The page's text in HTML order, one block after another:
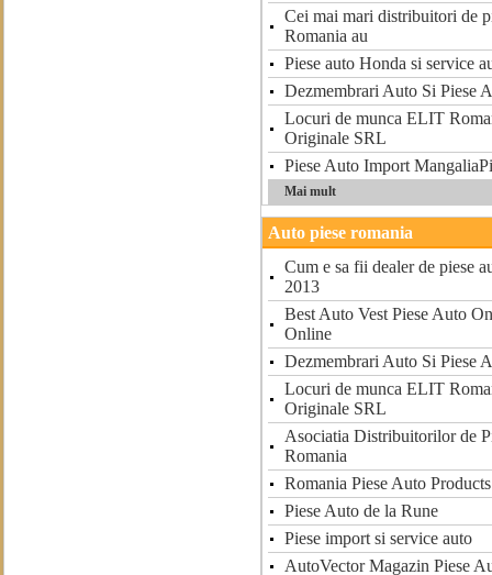
Cei mai mari distribuitori de
Romania au
Piese auto Honda si service
Dezmembrari Auto Si Piese
Locuri de munca ELIT
Originale SRL
Piese Auto Import
Mai mult
Auto piese romania
Cum e sa fii dealer de piese
2013
Best Auto Vest Piese Auto
Online
Dezmembrari Auto Si Piese
Locuri de munca ELIT
Originale SRL
Asociatia Distribuitorilor de
Romania
Romania Piese Auto Products
Piese Auto de la Rune
Piese import si service auto
AutoVector Magazin Piese